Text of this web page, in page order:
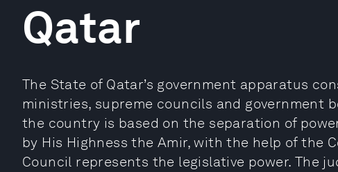
Qatar
The State of Qatar’s government apparatus
ministries, supreme councils and government
the country is based on the separation of
by His Highness the Amir, with the help of the
Council represents the legislative power. The